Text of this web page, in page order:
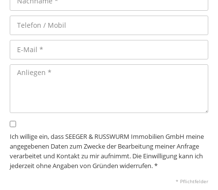
Ich willige ein, dass SEEGER & RUSSWURM Immobilien GmbH meine
angegebenen Daten zum Zwecke der Bearbeitung meiner Anfrage
verarbeitet und Kontakt zu mir aufnimmt. Die Einwilligung kann ich
jederzeit ohne Angaben von Gründen widerrufen. *
* Pflichtfelder